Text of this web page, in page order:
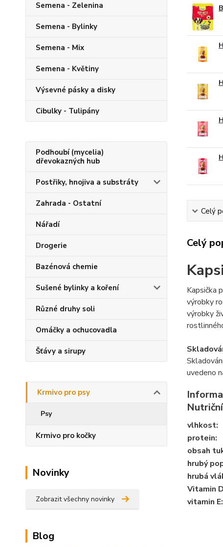
Semena - Zelenina
Semena - Bylinky
Semena - Mix
Semena - Květiny
Výsevné pásky a disky
Cibulky - Tulipány
Podhoubí (mycelia)
dřevokazných hub
Postřiky, hnojiva a substráty
Zahrada - Ostatní
Nářadí
Drogerie
Bazénová chemie
Sušené bylinky a koření
Různé druhy soli
Omáčky a ochucovadla
Šťávy a sirupy
Krmivo pro psy
Psy
Krmivo pro kočky
Novinky
Zobrazit všechny novinky
Blog
Celý
Celý
Kapsička
výrobky
výrobky
uvedeno
vlhkost:
protein:
obsah
hrubý
hrubá
Vitamin
vitamin E: